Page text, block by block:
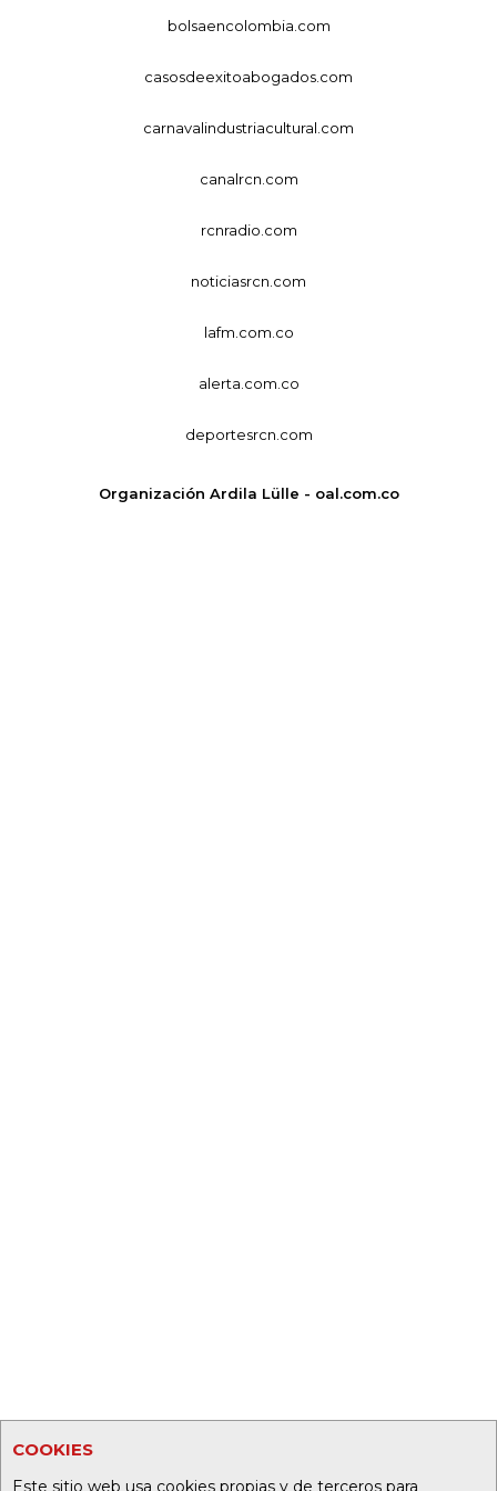
COOKIES
Este sitio web usa cookies propias y de terceros para
bolsaencolombia.com
casosdeexitoabogados.com
carnavalindustriacultural.com
canalrcn.com
rcnradio.com
noticiasrcn.com
lafm.com.co
alerta.com.co
deportesrcn.com
Organización Ardila Lülle - oal.com.co